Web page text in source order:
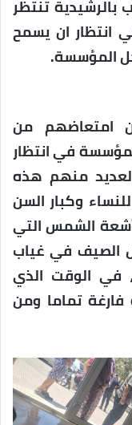
تنتظر
انتظار ان يسمح
المؤسسة.
امتعاضهم من
في انتظار
منهم هذه
وكبار السن
الشمس التي
الصيف في غياب
في الوقت الذي
تماما ومن